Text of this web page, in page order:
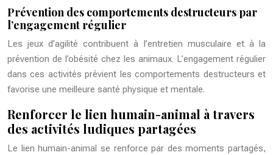
Prévention des comportements destructeurs par
l’engagement régulier
Les jeux d’agilité contribuent à l’entretien musculaire et à la
prévention de l’obésité chez les animaux. L’engagement régulier
dans ces activités prévient les comportements destructeurs et
favorise une meilleure santé physique et mentale.
Renforcer le lien humain-animal à travers
des activités ludiques partagées
Le lien humain-animal se renforce par des moments partagés,